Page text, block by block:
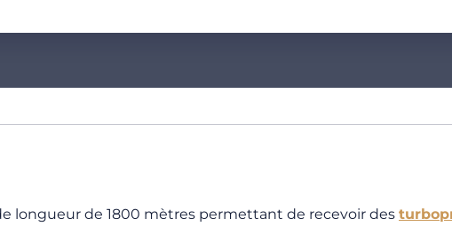
longueur de 1800 mètres permettant de recevoir des